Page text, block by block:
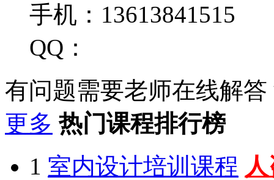
手机：13613841515
QQ：
有问题需要老师在线解答
更多 热门课程排行榜
1 室内设计培训课程